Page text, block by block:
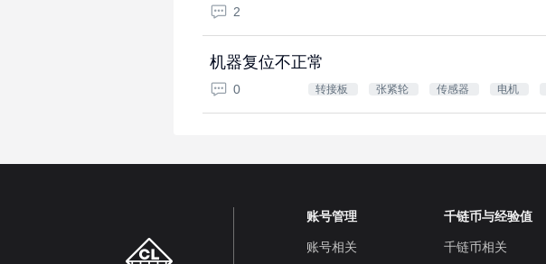
2
机器复位不正常
0 转接板 张紧轮 传感器 电机
账号管理
账号相关
千链币与经验值
千链币相关